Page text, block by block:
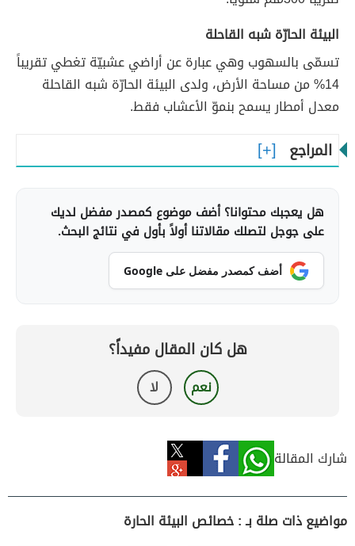
البيئة الحارّة شبه القاحلة
تسمّى بالسهوب وهي عبارة عن أراضي عشبيّة تغطي تقريباً
14% من مساحة الأرض، ولدى البيئة الحارّة شبه القاحلة
معدل أمطار يسمح بنموّ الأعشاب فقط.
المراجع
هل يعجبك محتوانا؟ أضف موضوع كمصدر مفضل لديك
على جوجل لتصلك مقالاتنا أولاً بأول في نتائج البحث.
أضف كمصدر مفضل على Google
هل كان المقال مفيداً؟
نعم لا
شارك المقالة
مواضيع ذات صلة بـ : خصائص البيئة الحارة